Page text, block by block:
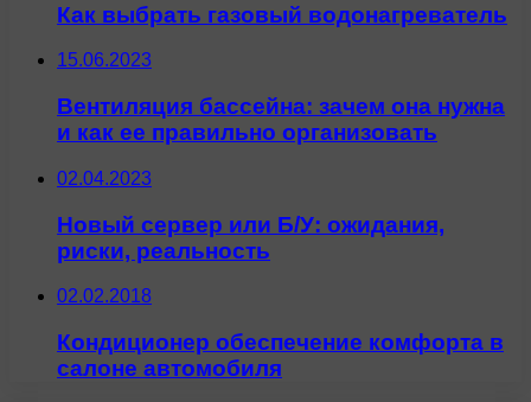
Как выбрать газовый водонагреватель
15.06.2023
Вентиляция бассейна: зачем она нужна
и как ее правильно организовать
02.04.2023
Новый сервер или Б/У: ожидания,
риски, реальность
02.02.2018
Кондиционер обеспечение комфорта в
салоне автомобиля